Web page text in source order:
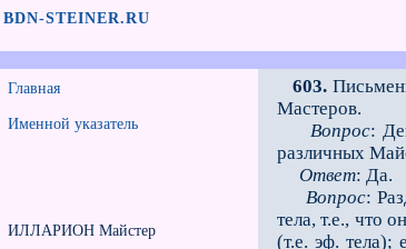
BDN-STEINER.RU
Главная
Именной указатель
ИЛЛАРИОН Майстер
603.
Мастеров.
Вопрос:
различных
Ответ: Да.
Вопрос:
тела, т.е., что
(т.е. эф. тела);